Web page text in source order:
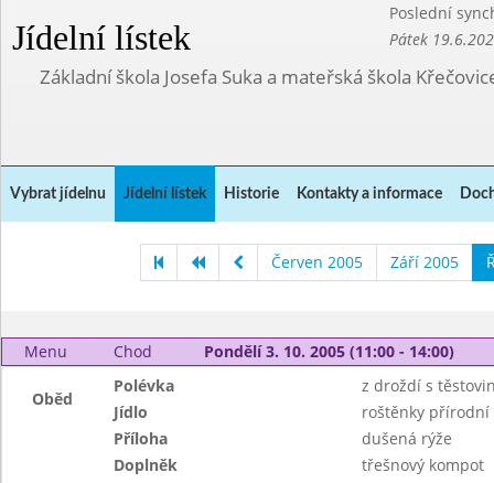
Jídelní lístek
Poslední
Pátek
Základní škola Josefa Suka a mateřská škola
Vybrat jídelnu Jídelní lístek Historie Kontakty a informace
Červen 2005 Září 2005
Menu Chod Pondělí 3. 10. 2005 (11:00 - 14:00)
Oběd
Polévka
z droždí s
Jídlo
roštěnky přírodní
Příloha
dušená rýže
Doplněk
třešnový kompot